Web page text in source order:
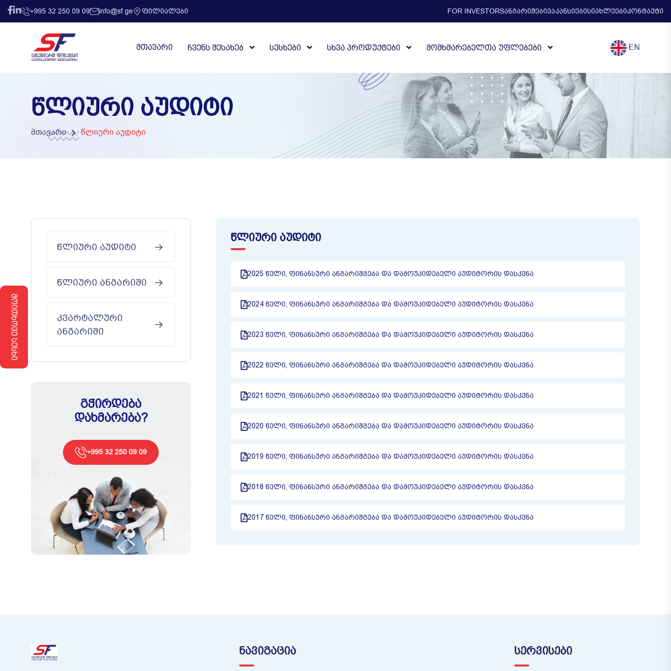
+995 32 250 09 09 info@sf.ge ᲤᲘᲚᲘᲐᲚᲔᲑᲘ FOR INVESTORSᲐᲜᲒᲐᲠᲘᲨᲔᲑᲘᲕᲐᲙᲐᲜᲡᲘᲔᲑᲘᲡᲘᲐᲮᲚᲔᲔᲑᲘᲙᲝᲜᲢᲐᲥᲢᲘ
ᲛᲗᲐᲕᲐᲠᲘ ᲩᲕᲔᲜᲡ ᲨᲔᲡᲐᲮᲔᲑ ᲡᲔᲡᲮᲔᲑᲘ ᲡᲮᲕᲐ ᲞᲠᲝᲓᲣᲥᲢᲔᲑᲘ ᲛᲝᲛᲮᲛᲐᲠᲔᲑᲔᲚᲗᲐ ᲣᲤᲚᲔᲑᲔᲑᲘ EN
ᲛᲝᲘᲗᲮᲝᲕᲔ ᲡᲔᲡᲮᲘ
ᲬᲚᲘᲣᲠᲘ ᲐᲣᲓᲘᲢᲘ
მთავარი წლიური აუდიტი
ᲬᲚᲘᲣᲠᲘ ᲐᲣᲓᲘᲢᲘ
2025 ᲬᲔᲚᲘ, ᲤᲘᲜᲐᲜᲡᲣᲠᲘ ᲐᲜᲒᲐᲠᲘᲨᲒᲔᲑᲐ ᲓᲐ ᲓᲐᲛᲝᲣᲙᲘᲓᲔᲑᲔᲚᲘ ᲐᲣᲓᲘᲢᲝᲠᲘᲡ ᲓᲐᲡᲙᲕᲜᲐ
2024 ᲬᲔᲚᲘ, ᲤᲘᲜᲐᲜᲡᲣᲠᲘ ᲐᲜᲒᲐᲠᲘᲨᲒᲔᲑᲐ ᲓᲐ ᲓᲐᲛᲝᲣᲙᲘᲓᲔᲑᲔᲚᲘ ᲐᲣᲓᲘᲢᲝᲠᲘᲡ ᲓᲐᲡᲙᲕᲜᲐ
2023 ᲬᲔᲚᲘ, ᲤᲘᲜᲐᲜᲡᲣᲠᲘ ᲐᲜᲒᲐᲠᲘᲨᲒᲔᲑᲐ ᲓᲐ ᲓᲐᲛᲝᲣᲙᲘᲓᲔᲑᲔᲚᲘ ᲐᲣᲓᲘᲢᲝᲠᲘᲡ ᲓᲐᲡᲙᲕᲜᲐ
2022 ᲬᲔᲚᲘ, ᲤᲘᲜᲐᲜᲡᲣᲠᲘ ᲐᲜᲒᲐᲠᲘᲨᲒᲔᲑᲐ ᲓᲐ ᲓᲐᲛᲝᲣᲙᲘᲓᲔᲑᲔᲚᲘ ᲐᲣᲓᲘᲢᲝᲠᲘᲡ ᲓᲐᲡᲙᲕᲜᲐ
2021 ᲬᲔᲚᲘ, ᲤᲘᲜᲐᲜᲡᲣᲠᲘ ᲐᲜᲒᲐᲠᲘᲨᲒᲔᲑᲐ ᲓᲐ ᲓᲐᲛᲝᲣᲙᲘᲓᲔᲑᲔᲚᲘ ᲐᲣᲓᲘᲢᲝᲠᲘᲡ ᲓᲐᲡᲙᲕᲜᲐ
2020 ᲬᲔᲚᲘ, ᲤᲘᲜᲐᲜᲡᲣᲠᲘ ᲐᲜᲒᲐᲠᲘᲨᲒᲔᲑᲐ ᲓᲐ ᲓᲐᲛᲝᲣᲙᲘᲓᲔᲑᲔᲚᲘ ᲐᲣᲓᲘᲢᲝᲠᲘᲡ ᲓᲐᲡᲙᲕᲜᲐ
2019 ᲬᲔᲚᲘ, ᲤᲘᲜᲐᲜᲡᲣᲠᲘ ᲐᲜᲒᲐᲠᲘᲨᲒᲔᲑᲐ ᲓᲐ ᲓᲐᲛᲝᲣᲙᲘᲓᲔᲑᲔᲚᲘ ᲐᲣᲓᲘᲢᲝᲠᲘᲡ ᲓᲐᲡᲙᲕᲜᲐ
2018 ᲬᲔᲚᲘ, ᲤᲘᲜᲐᲜᲡᲣᲠᲘ ᲐᲜᲒᲐᲠᲘᲨᲒᲔᲑᲐ ᲓᲐ ᲓᲐᲛᲝᲣᲙᲘᲓᲔᲑᲔᲚᲘ ᲐᲣᲓᲘᲢᲝᲠᲘᲡ ᲓᲐᲡᲙᲕᲜᲐ
2017 ᲬᲔᲚᲘ, ᲤᲘᲜᲐᲜᲡᲣᲠᲘ ᲐᲜᲒᲐᲠᲘᲨᲒᲔᲑᲐ ᲓᲐ ᲓᲐᲛᲝᲣᲙᲘᲓᲔᲑᲔᲚᲘ ᲐᲣᲓᲘᲢᲝᲠᲘᲡ ᲓᲐᲡᲙᲕᲜᲐ
ᲬᲚᲘᲣᲠᲘ ᲐᲣᲓᲘᲢᲘ
ᲬᲚᲘᲣᲠᲘ ᲐᲜᲒᲐᲠᲘᲨᲘ
ᲙᲕᲐᲠᲢᲐᲚᲣᲠᲘ
ᲐᲜᲒᲐᲠᲘᲨᲘ
ᲒᲭᲘᲠᲓᲔᲑᲐ
ᲓᲐᲮᲛᲐᲠᲔᲑᲐ?
+995 32 250 09 09
ᲜᲐᲕᲘᲒᲐᲪᲘᲐ ᲡᲔᲠᲕᲘᲡᲔᲑᲘ